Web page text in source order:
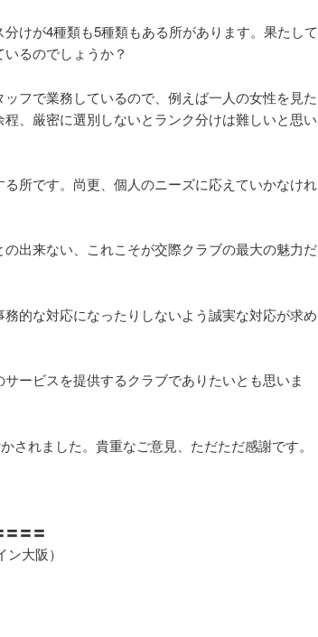
けが4種類も5種類もある所があります。果たして
るのでしょうか？
フで業務しているので、例えば一人の女性を見た
、厳密に選別しないとランク分けは難しいと思い
所です。尚更、個人のニーズに応えていかなけれ
出来ない、これこそが交際クラブの最大の魅力だ
的な対応になったりしないよう誠実な対応が求め
ービスを提供するクラブでありたいとも思いま
されました。貴重なご意見、ただただ感謝です。
〓〓〓
大阪）